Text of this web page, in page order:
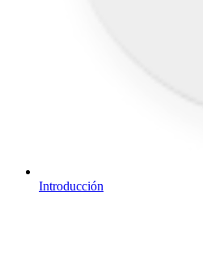
Introducción